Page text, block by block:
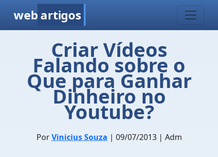
web artigos
Criar Vídeos
Falando sobre o
Que para Ganhar
Dinheiro no
Youtube?
PorVinicius Souza | 09/07/2013 | Adm